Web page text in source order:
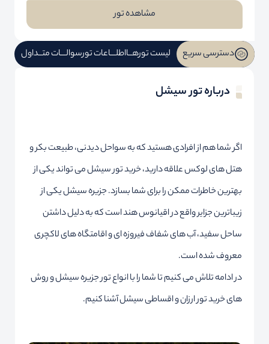
مشاهده تور
دسترسی سریع لیست تورهــااطلـــاعات تورسوالـــات متــداول
درباره تور سیشل
اگر شما هم از افرادی هستید که به سواحل دیدنی، طبیعت بکر و
هتل های لوکس علاقه دارید، خرید تور سیشل می تواند یکی از
بهترین خاطرات ممکن را برای شما بسازد. جزیره سیشل یکی از
زیباترین جزایر واقع در اقیانوس هند است که به دلیل داشتن
ساحل سفید، آب های شفاف فیروزه ای و اقامتگاه های لاکچری
معروف شده است.
در ادامه تلاش می کنیم تا شما را با انواع تور جزیره سیشل و روش
های خرید تور ارزان و اقساطی سیشل آشنا کنیم.